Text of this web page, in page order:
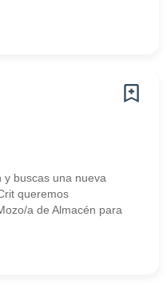
y buscas una nueva
queremos
a de Almacén para